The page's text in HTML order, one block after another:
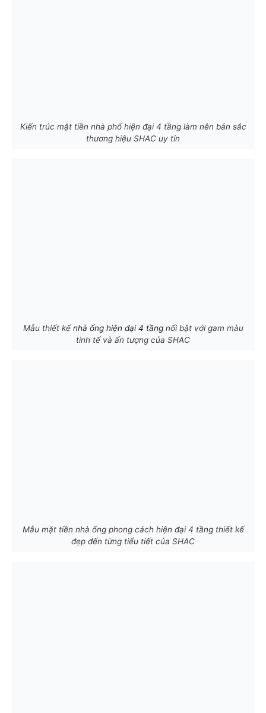
Kiến trúc mặt tiền nhà phố hiện đại 4 tầng làm nên bản sắc
thương hiệu SHAC uy tín
Mẫu thiết kếnhà ống hiện đại 4 tầngnổi bật với gam màu
tinh tế và ấn tượng của SHAC
Mẫu mặt tiền nhà ống phong cách hiện đại 4 tầng thiết kế
đẹp đến từng tiểu tiết của SHAC